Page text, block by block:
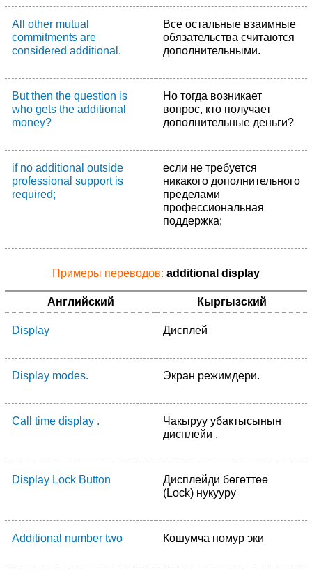
All other mutual
commitments are
considered additional.
Все остальные взаимные
обязательства считаются
дополнительными.
But then the question is
who gets the additional
money?
Но тогда возникает
вопрос, кто получает
дополнительные деньги?
if no additional outside
professional support is
required;
если не требуется
никакого дополнительного
пределами
профессиональная
поддержка;
Примеры переводов: additional display
Английский Кыргызский
Display Дисплей
Display modes. Экран режимдери.
Call time display .
Чакыруу убактысынын
дисплейи .
Display Lock Button
Дисплейди бөгөттөө
(Lock) нукууру
Additional number two Кошумча номур эки